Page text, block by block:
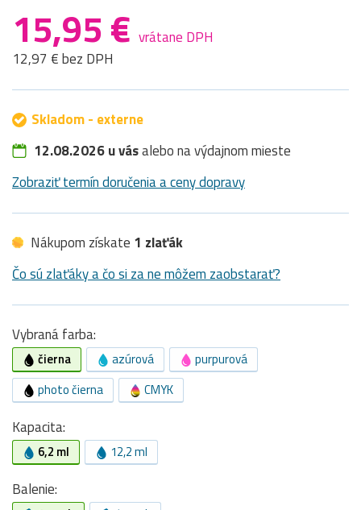
15,95 € vrátane DPH
12,97 € bez DPH
Skladom - externe
12.08.2026 u vásalebo na výdajnom mieste
Zobraziť termín doručenia a ceny dopravy
Nákupom získate 1 zlaťák
Čo sú zlaťáky a čo si za ne môžem zaobstarať?
Vybraná farba:
čierna azúrová
purpurová
photo čierna
CMYK
Kapacita:
6,2 ml 12,2 ml
Balenie: